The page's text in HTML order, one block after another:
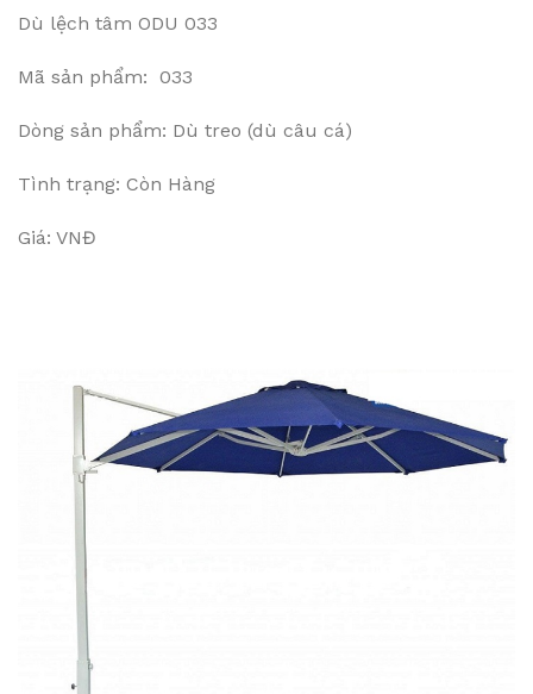
Dù lệch tâm ODU 033
Mã sản phẩm: 033
Dòng sản phẩm: Dù treo (dù câu cá)
Tình trạng: Còn Hàng
Giá: VNĐ